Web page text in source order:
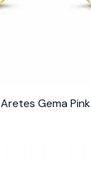
Aretes Gema Pink